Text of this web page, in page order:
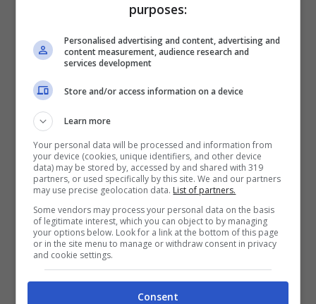
non le hai mai mangiate prima (Foto Instagram
@miriam_nella_mia_cucina_) – Queenmakeda.it
Avremo bisogno di:
purposes:
Personalised advertising and content, advertising and
content measurement, audience research and
services development
Store and/or access information on a device
Learn more
Your personal data will be processed and information from
your device (cookies, unique identifiers, and other device
data) may be stored by, accessed by and shared with 319
partners, or used specifically by this site. We and our partners
may use precise geolocation data. List of partners.
Some vendors may process your personal data on the basis
of legitimate interest, which you can object to by managing
your options below. Look for a link at the bottom of this page
or in the site menu to manage or withdraw consent in privacy
and cookie settings.
Consent